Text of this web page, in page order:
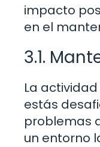
impacto
en el
3.1.
La
estás
problemas
un entorno